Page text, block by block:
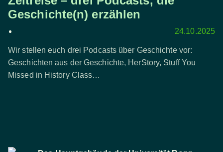
Geschichte(n) erzählen
24.10.2025
Wir stellen euch drei Podcasts über Geschichte vor:
Geschichten aus der Geschichte, HerStory, Stuff You
Missed in History Class…